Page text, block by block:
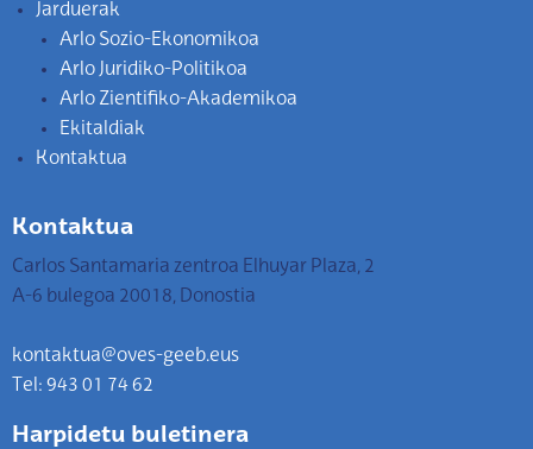
Jarduerak
Arlo Sozio-Ekonomikoa
Arlo Juridiko-Politikoa
Arlo Zientifiko-Akademikoa
Ekitaldiak
Kontaktua
Kontaktua
Carlos Santamaria zentroa Elhuyar Plaza, 2
A-6 bulegoa 20018, Donostia
kontaktua@oves-geeb.eus
Tel: 943 01 74 62
Harpidetu buletinera